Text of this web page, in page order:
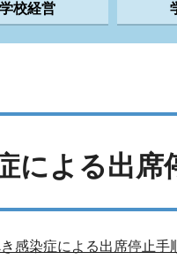
学校経営
による出席
感染症による出席停止手